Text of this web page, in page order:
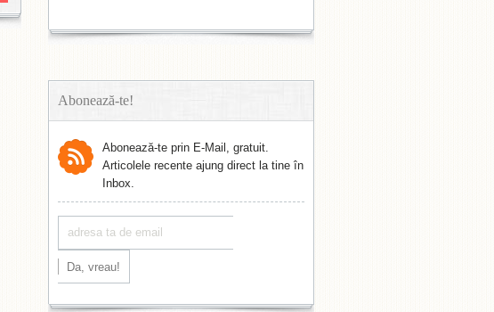
Abonează-te!
Abonează-te prin E-Mail, gratuit.
Articolele recente ajung direct la tine în
Inbox.